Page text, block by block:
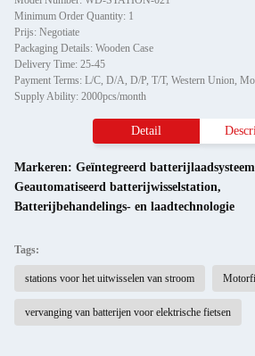
Minimum Order Quantity: 1
Prijs: Negotiate
Packaging Details: Wooden Case
Delivery Time: 25-45
Payment Terms: L/C, D/A, D/P, T/T, Western Union,
Supply Ability: 2000pcs/month
Detail
Markeren: Geïntegreerd batterijlaadsysteem
Geautomatiseerd batterijwisselstation,
Batterijbehandelings- en laadtechnologie
Tags:
stations voor het uitwisselen van stroom
vervanging van batterijen voor elektrische fietsen